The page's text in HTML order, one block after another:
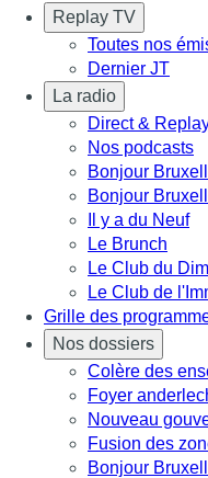
Replay TV
Toutes nos
Dernier JT
La radio
Direct &
Nos podcasts
Bonjour
Bonjour
Il y a du Neuf
Le Brunch
Le Club du
Le Club de
Grille des
Nos dossiers
Colère des
Foyer
Nouveau
Fusion des
Bonjour